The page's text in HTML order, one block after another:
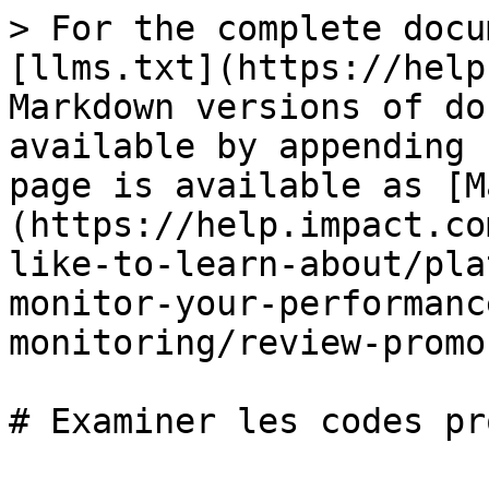
> For the complete
[llms.txt](https://
Markdown versions of
available by
page is available as
(https://
like-to-learn-about/
monitor-your-
monitoring/review-
# Examiner les codes